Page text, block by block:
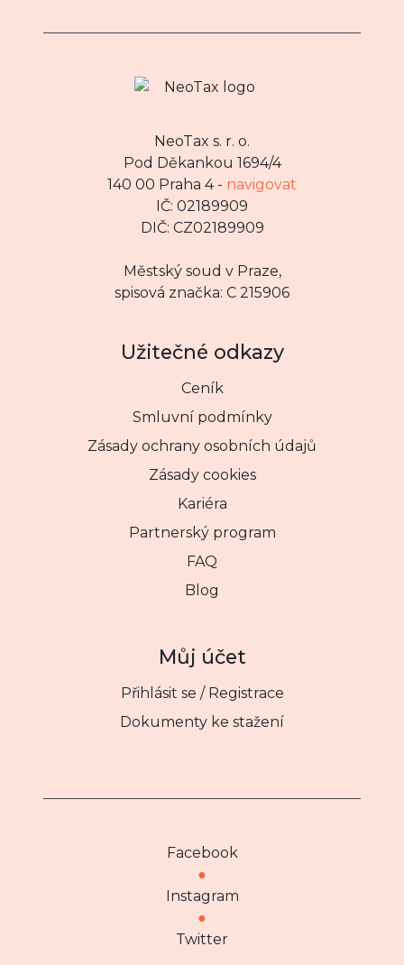
NeoTax s. r. o.
Pod Děkankou 1694/4
140 00 Praha 4 - navigovat
IČ: 02189909
DIČ: CZ02189909
Městský soud v Praze,
spisová značka: C 215906
Užitečné odkazy
Ceník
Smluvní podmínky
Zásady ochrany osobních údajů
Zásady cookies
Kariéra
Partnerský program
FAQ
Blog
Můj účet
Přihlásit se / Registrace
Dokumenty ke stažení
Facebook
●
Instagram
●
Twitter